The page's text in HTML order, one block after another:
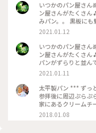
いつかのパン屋さん
ン屋さんがたくさん
みパン。。 黒板に
類で迷っちゃいます
なぁっ♪ #大平製パ
しい #豊富な種類 #
駄木のパン屋 #お散
めぐり
2021.01.12
いつかのパン屋さん
ン屋さんがたくさん
パンがずらりと並ん
菜コッペパンははず
ペパンありますか？
んな世の中になった
います😊 #大平製パ
トロ #可愛い #惣菜
2021.01.11
太平製パン *** ずっと行って見たかったコッペパン屋さん◎ 根津神社
参拝後に周辺ぷらぷ
家にあるクリームチ
きます🙌🏻💓 #ことりっぷ#パン#コッペパン#パンのある生活#あんこ#
粒あん#クリームチー
2018.01.08